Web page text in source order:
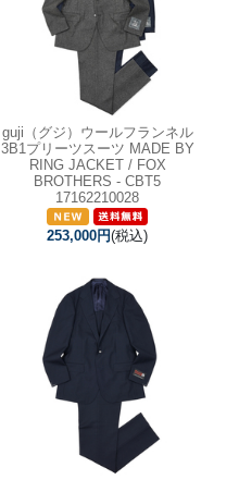
guji（グジ）ウールフランネル
3B1プリーツスーツ MADE BY
RING JACKET / FOX
BROTHERS - CBT5
17162210028
253,000円(税込)